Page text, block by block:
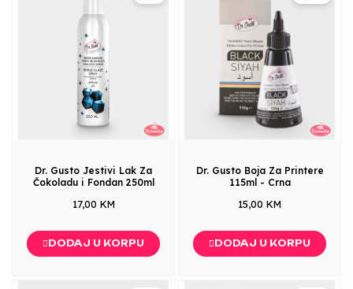
Dr. Gusto Jestivi Lak Za
Čokoladu i Fondan 250ml
17,00 KM
DODAJ U KORPU
Dr. Gusto Boja Za Printere
115ml - Crna
15,00 KM
DODAJ U KORPU